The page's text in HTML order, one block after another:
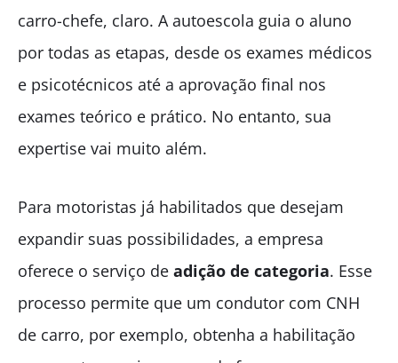
carro-chefe, claro. A autoescola guia o aluno
por todas as etapas, desde os exames médicos
e psicotécnicos até a aprovação final nos
exames teórico e prático. No entanto, sua
expertise vai muito além.
Para motoristas já habilitados que desejam
expandir suas possibilidades, a empresa
oferece o serviço de adição de categoria. Esse
processo permite que um condutor com CNH
de carro, por exemplo, obtenha a habilitação